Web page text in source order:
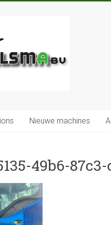
Nieuwe machines
49b6-